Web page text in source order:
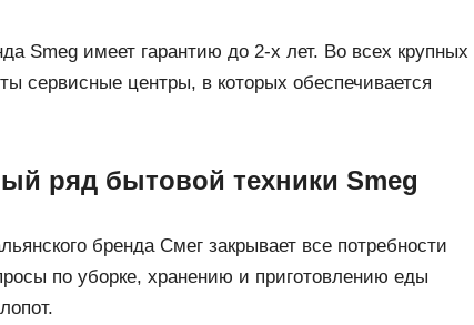
Smeg имеет гарантию до 2-х лет. Во всех крупных
сервисные центры, в которых обеспечивается
ряд бытовой техники Smeg
бренда Смег закрывает все потребности
по уборке, хранению и приготовлению еды